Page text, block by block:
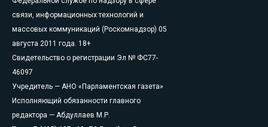
связи, информационных технологий и
массовых коммуникаций (Роскомнадзор) 05
августа 2011 года. 18+
Свидетельство о регистрации Эл № ФС77-
46097
Учредитель — АНО «Парламентская газета»
Исполняющий обязанности главного
редактора — Абдуллаев М.Р.